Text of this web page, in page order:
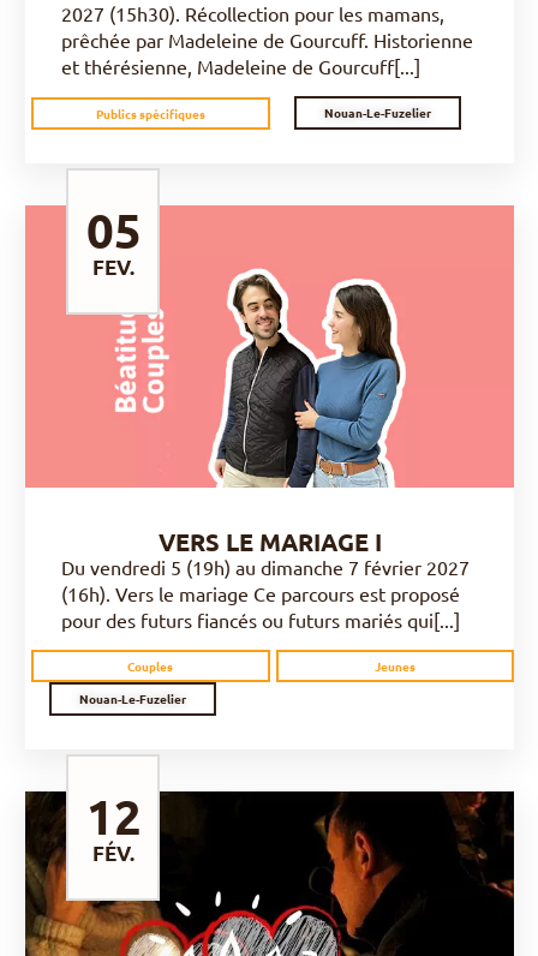
2027 (15h30). Récollection pour les mamans,
prêchée par Madeleine de Gourcuff. Historienne
et thérésienne, Madeleine de Gourcuff[...]
Publics spécifiques Nouan-Le-Fuzelier
FEV.
DÉCOUVRIR
VERS LE MARIAGE I
Du vendredi 5 (19h) au dimanche 7 février 2027
(16h). Vers le mariage Ce parcours est proposé
pour des futurs fiancés ou futurs mariés qui[...]
Couples
Jeunes
Nouan-Le-Fuzelier
05
FÉV.
DÉCOUVRIR
12